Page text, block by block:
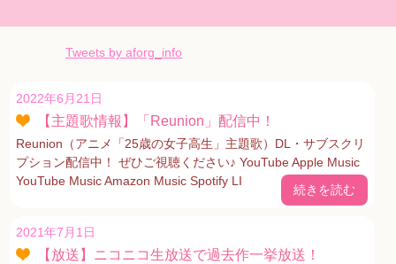
Tweets by aforg_info
2022年6月21日
【主題歌情報】「Reunion」配信中！
Reunion（アニメ「25歳の女子高生」主題歌）DL・サブスクリ
プション配信中！ ぜひご視聴ください♪ YouTube Apple Music
YouTube Music Amazon Music Spotify LI
続きを読む
2021年7月1日
【放送】ニコニコ生放送で過去作一挙放送！